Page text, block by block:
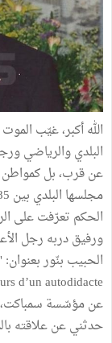
البلدي والرياضي
عن قرب، بل
الحكم تعرّفت على
ورفيق دربه رجل
حدثني عن علاقته